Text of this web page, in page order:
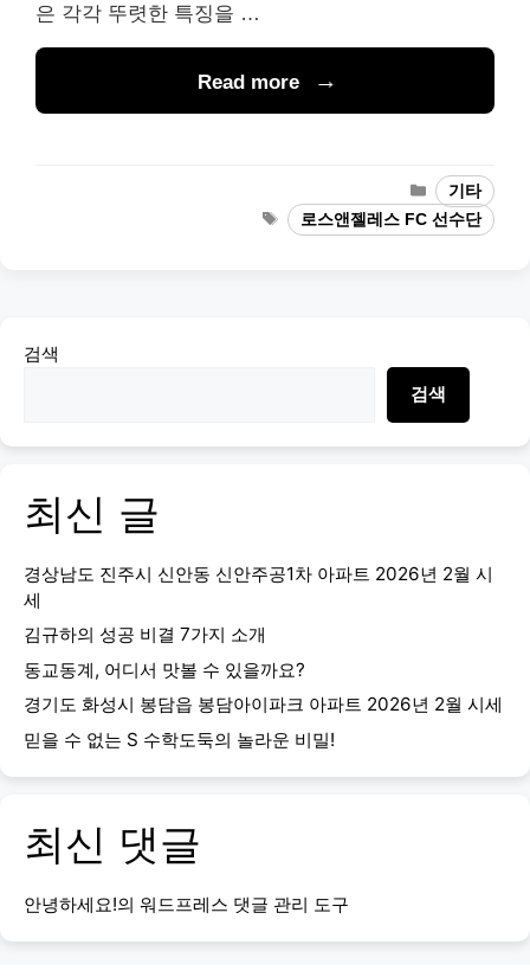
은 각각 뚜렷한 특징을 …
Read more
Categories
기타
Tags로스앤젤레스 FC 선수단
검색
검색
최신 글
경상남도 진주시 신안동 신안주공1차 아파트 2026년 2월 시
세
김규하의 성공 비결 7가지 소개
동교동계, 어디서 맛볼 수 있을까요?
경기도 화성시 봉담읍 봉담아이파크 아파트 2026년 2월 시세
믿을 수 없는 S 수학도둑의 놀라운 비밀!
최신 댓글
안녕하세요!의 워드프레스 댓글 관리 도구